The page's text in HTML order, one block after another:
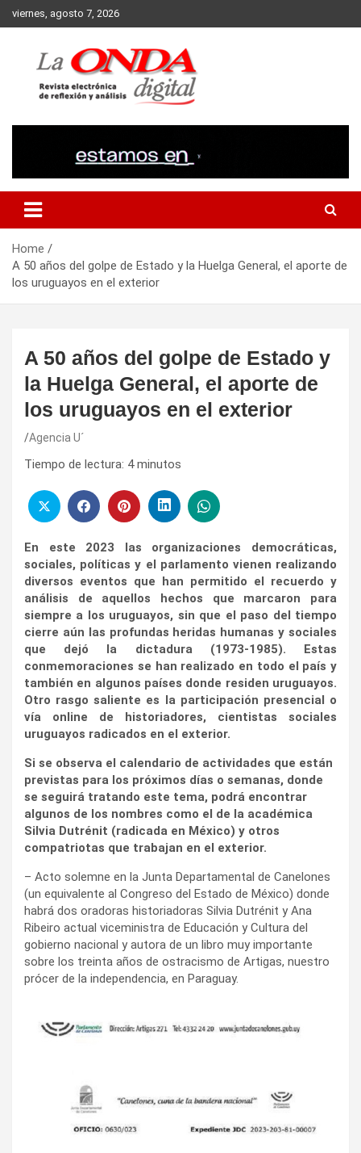
Skip
to
viernes, agosto 7, 2026
Home
A 50 años del golpe de Estado y la Huelga General, el aporte de
los uruguayos en el exterior
A 50 años del golpe de Estado y
la Huelga General, el aporte de
los uruguayos en el exterior
Agencia U´
Tiempo de lectura: 4 minutos
En este 2023 las organizaciones democráticas,
sociales, políticas y el parlamento vienen realizando
diversos eventos que han permitido el recuerdo y
análisis de aquellos hechos que marcaron para
siempre a los uruguayos, sin que el paso del tiempo
cierre aún las profundas heridas humanas y sociales
que dejó la dictadura (1973-1985). Estas
conmemoraciones se han realizado en todo el país y
también en algunos países donde residen uruguayos.
Otro rasgo saliente es la participación presencial o
vía online de historiadores, cientistas sociales
uruguayos radicados en el exterior.
Si se observa el calendario de actividades que están
previstas para los próximos días o semanas, donde
se seguirá tratando este tema, podrá encontrar
algunos de los nombres como el de la académica
Silvia Dutrénit (radicada en México) y otros
compatriotas que trabajan en el exterior.
– Acto solemne en la Junta Departamental de Canelones
(un equivalente al Congreso del Estado de México) donde
habrá dos oradoras historiadoras Silvia Dutrénit y Ana
Ribeiro actual viceministra de Educación y Cultura del
gobierno nacional y autora de un libro muy importante
sobre los treinta años de ostracismo de Artigas, nuestro
prócer de la independencia, en Paraguay.